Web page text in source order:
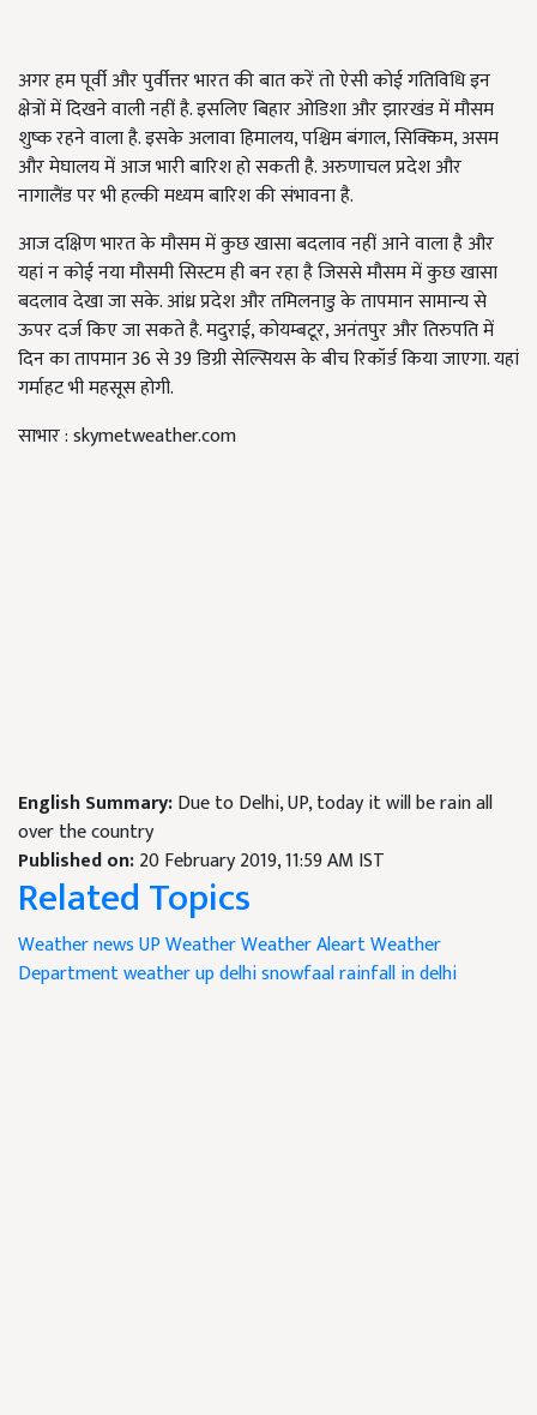
अगर हम पूर्वी और पुर्वीत्तर भारत की बात करें तो ऐसी कोई गतिविधि इन
क्षेत्रों में दिखने वाली नहीं है. इसलिए बिहार ओडिशा और झारखंड में मौसम
शुष्क रहने वाला है. इसके अलावा हिमालय, पश्चिम बंगाल, सिक्किम, असम
और मेघालय में आज भारी बारिश हो सकती है. अरुणाचल प्रदेश और
नागालैंड पर भी हल्की मध्यम बारिश की संभावना है.
आज दक्षिण भारत के मौसम में कुछ खासा बदलाव नहीं आने वाला है और
यहां न कोई नया मौसमी सिस्टम ही बन रहा है जिससे मौसम में कुछ खासा
बदलाव देखा जा सके. आंध्र प्रदेश और तमिलनाडु के तापमान सामान्य से
ऊपर दर्ज किए जा सकते है. मदुराई, कोयम्बटूर, अनंतपुर और तिरुपति में
दिन का तापमान 36 से 39 डिग्री सेल्सियस के बीच रिकॉर्ड किया जाएगा. यहां
गर्माहट भी महसूस होगी.
साभार : skymetweather.com
English Summary:Due to Delhi, UP, today it will be rain all
over the country
Published on:20 February 2019, 11:59 AM IST
Related Topics
Weather newsUP WeatherWeather AleartWeather
Departmentweatherupdelhisnowfaalrainfall in delhi